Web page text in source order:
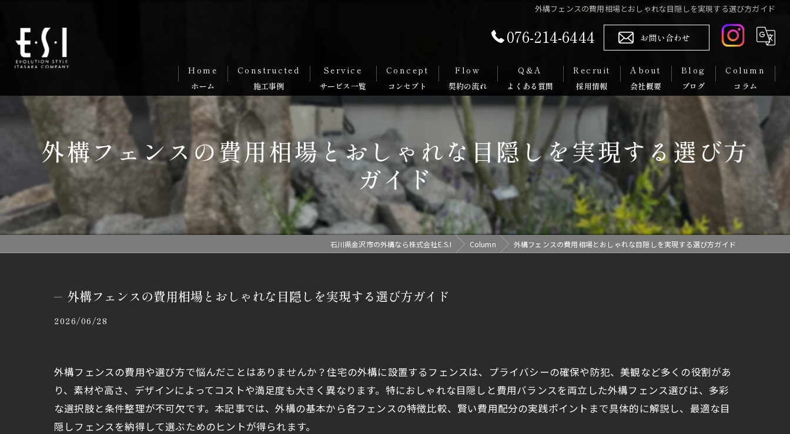
外構フェンスの費用相場とおしゃれな目隠しを実現する選び方ガイド
076-214-6444 お問い合わせ
Home Constructed Service Concept Flow Q&A Recruit About
代表挨拶
スタッフ紹介
Blog Column
外構フェンスの費用相場とおしゃれな目隠しを実現する選び方
ガイド
石川県金沢市の外構なら株式会社E.S.I Column 外構フェンスの費用相場とおしゃれな目隠しを実現する選び方ガイド
外構フェンスの費用相場とおしゃれな目隠しを実現する選び方ガイド
2026/06/28
外構フェンスの費用や選び方で悩んだことはありませんか？住宅の外構に設置するフェンスは、プライバシーの確保や防犯、美観など多くの役割があ
り、素材や高さ、デザインによってコストや満足度も大きく異なります。特におしゃれな目隠しと費用バランスを両立した外構フェンス選びは、多彩
な選択肢と条件整理が不可欠です。本記事では、外構の基本から各フェンスの特徴比較、賢い費用配分の実践ポイントまで具体的に解説し、最適な目
隠しフェンスを納得して選ぶためのヒントが得られます。